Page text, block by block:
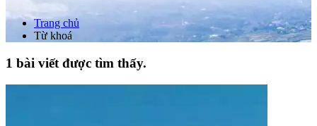
Trang chủ
Từ khoá
1 bài viết được tìm thấy.